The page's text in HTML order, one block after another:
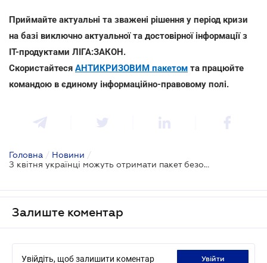
Приймайте актуальні та зважені рішення у період кризи
на базі виключно актуальної та достовірної інформації з
ІТ-продуктами ЛІГА:ЗАКОН.
Скористайтеся АНТИКРИЗОВИМ пакетом та працюйте
командою в єдиному інформаційно-правовому полі.
Головна / Новини /
З квітня українці можуть отримати пакет безоплатних медпослуг
Залиште коментар
Увійдіть, щоб залишити коментар увійти